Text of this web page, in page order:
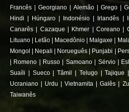
Francês |Georgiano Alemão| Grego|
Hindi
Húngaro Indonésio Irlandês
Canarês
Cazaque| Khmer Coreano|
Lituano
Letão Macedônio Malgaxe
Mongol
Nepali Norueguês Punjabi
Romeno Russo Samoano| Sérvio|
Suaíli
Sueco|Tâmil Telugo|Tajique
Ucraniano
Urdu |Vietnamita |Galês
Taiwanês